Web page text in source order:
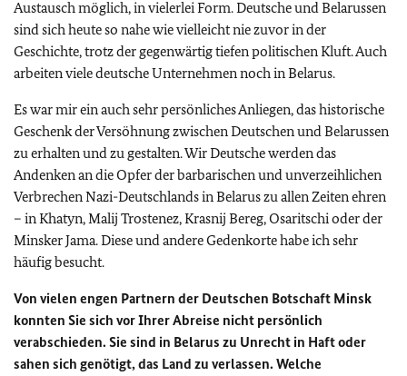
Austausch möglich, in vielerlei Form. Deutsche und Belarussen
sind sich heute so nahe wie vielleicht nie zuvor in der
Geschichte, trotz der gegenwärtig tiefen politischen Kluft. Auch
arbeiten viele deutsche Unternehmen noch in Belarus.
Es war mir ein auch sehr persönliches Anliegen, das historische
Geschenk der Versöhnung zwischen Deutschen und Belarussen
zu erhalten und zu gestalten. Wir Deutsche werden das
Andenken an die Opfer der barbarischen und unverzeihlichen
Verbrechen Nazi-Deutschlands in Belarus zu allen Zeiten ehren
– in Khatyn, Malij Trostenez, Krasnij Bereg, Osaritschi oder der
Minsker Jama. Diese und andere Gedenkorte habe ich sehr
häufig besucht.
Von vielen engen Partnern der Deutschen Botschaft Minsk
konnten Sie sich vor Ihrer Abreise nicht persönlich
verabschieden. Sie sind in Belarus zu Unrecht in Haft oder
sahen sich genötigt, das Land zu verlassen. Welche